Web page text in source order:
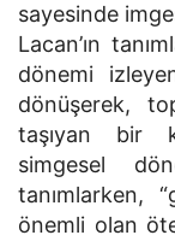
sayesinde
Lacan’ın
dönemi
dönüşerek,
taşıyan bir
simgesel
tanımlarken,
önemli olan